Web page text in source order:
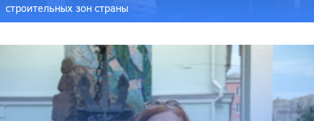
строительных зон страны